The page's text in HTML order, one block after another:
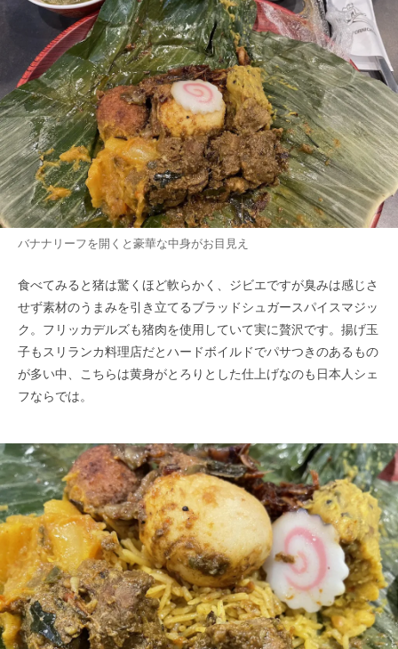
バナナリーフを開くと豪華な中身がお目見え
食べてみると猪は驚くほど軟らかく、ジビエですが臭みは感じさ
せず素材のうまみを引き立てるブラッドシュガースパイスマジッ
ク。フリッカデルズも猪肉を使用していて実に贅沢です。揚げ玉
子もスリランカ料理店だとハードボイルドでパサつきのあるもの
が多い中、こちらは黄身がとろりとした仕上げなのも日本人シェ
フならでは。